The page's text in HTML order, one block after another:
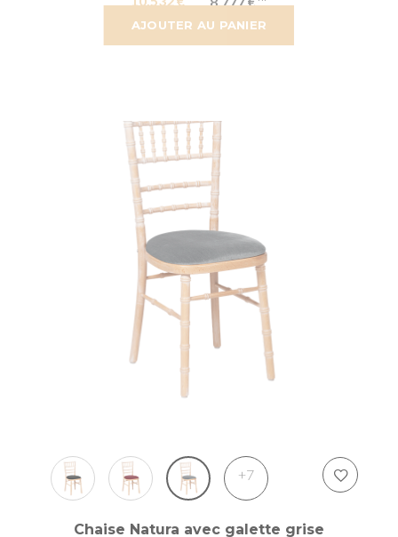
AJOUTER AU PANIER
+7
Chaise Natura avec galette grise